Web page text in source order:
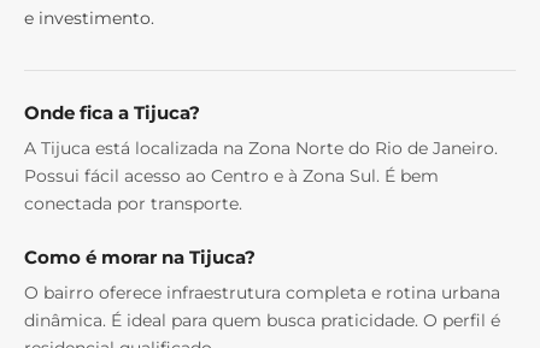
e investimento.
Onde fica a Tijuca?
A Tijuca está localizada na Zona Norte do Rio de Janeiro.
Possui fácil acesso ao Centro e à Zona Sul. É bem
conectada por transporte.
Como é morar na Tijuca?
O bairro oferece infraestrutura completa e rotina urbana
dinâmica. É ideal para quem busca praticidade. O perfil é